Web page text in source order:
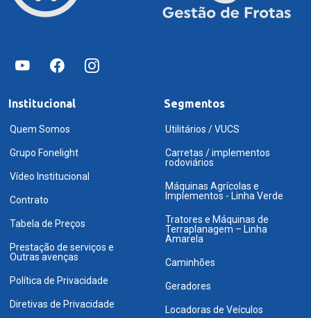
Institucional
Quem Somos
Grupo Fonelight
Vídeo Institucional
Contrato
Tabela de Preços
Prestação de serviços e
Outras avenças
Política de Privacidade
Diretivas de Privacidade
Segmentos
Utilitários / VUCS
Carretas / implementos
rodoviários
Máquinas Agrícolas e
Implementos - Linha Verde
Tratores e Máquinas de
Terraplanagem – Linha
Amarela
Caminhões
Geradores
Locadoras de Veículos